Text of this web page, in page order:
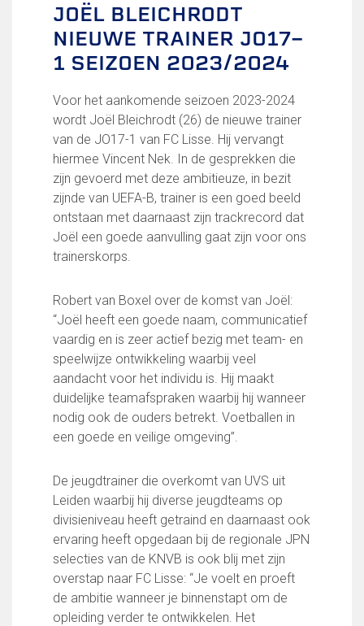
Kledingplan
Merchandise
Contributie
Gevonden voorwerpen
Verenigingsdocumenten
Teams
FC Lisse 1
FC Lisse 2
Toegangs- en seizoenskaarten
Heren- en jongensvoetbal
Vrouwen 1
7 tegen 7 Voetbal (35+)
Zaalvoetbal
Walking Football
Programma
Onze opleiding
Jeugdopleiding FC Lisse
Opleidingsteams
Beleidsplan Jeugd
Keepersopleiding
Partnerclub van Ajax
Zakelijk
LED-boarding NIEUW!
Sponsoren
JOËL BLEICHRODT
NIEUWE TRAINER JO17-
1 SEIZOEN 2023/2024
Voor het aankomende seizoen 2023-2024
wordt Joël Bleichrodt (26) de nieuwe trainer
van de JO17-1 van FC Lisse. Hij vervangt
hiermee Vincent Nek. In de gesprekken die
zijn gevoerd met deze ambitieuze, in bezit
zijnde van UEFA-B, trainer is een goed beeld
ontstaan met daarnaast zijn trackrecord dat
Joël een goede aanvulling gaat zijn voor ons
trainerskorps.
Robert van Boxel over de komst van Joël:
“Joël heeft een goede naam, communicatief
vaardig en is zeer actief bezig met team- en
speelwijze ontwikkeling waarbij veel
aandacht voor het individu is. Hij maakt
duidelijke teamafspraken waarbij hij wanneer
nodig ook de ouders betrekt. Voetballen in
een goede en veilige omgeving”.
De jeugdtrainer die overkomt van UVS uit
Leiden waarbij hij diverse jeugdteams op
divisieniveau heeft getraind en daarnaast ook
ervaring heeft opgedaan bij de regionale JPN
selecties van de KNVB is ook blij met zijn
overstap naar FC Lisse: “Je voelt en proeft
de ambitie wanneer je binnenstapt om de
opleiding verder te ontwikkelen. Het